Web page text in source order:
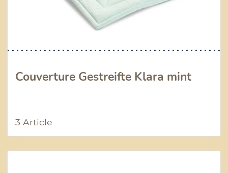
Couverture Gestreifte Klara mint
3 Article